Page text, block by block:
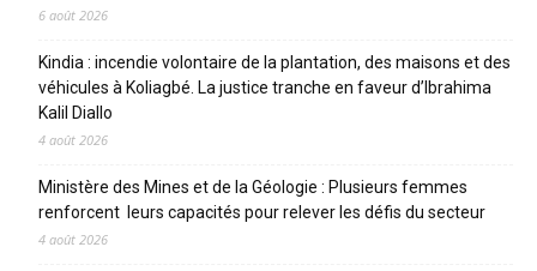
6 août 2026
Kindia : incendie volontaire de la plantation, des maisons et des
véhicules à Koliagbé. La justice tranche en faveur d’Ibrahima
Kalil Diallo
4 août 2026
Ministère des Mines et de la Géologie : Plusieurs femmes
renforcent leurs capacités pour relever les défis du secteur
4 août 2026